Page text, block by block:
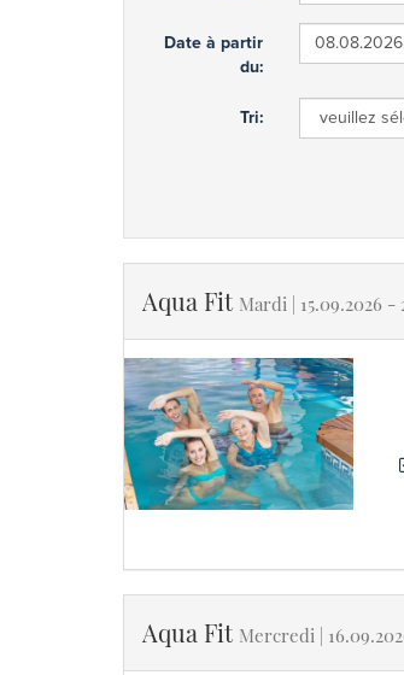
Date à partir
du:
Tri:
Aqua Fit Mardi | 15.09.2026 -
Aqua Fit Mercredi |